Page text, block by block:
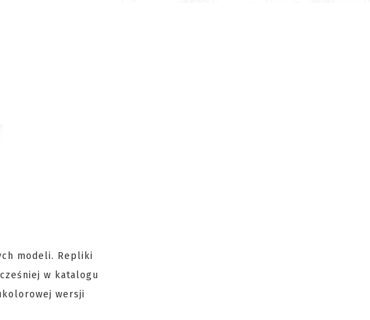
modeli. Repliki
w katalogu
wersji